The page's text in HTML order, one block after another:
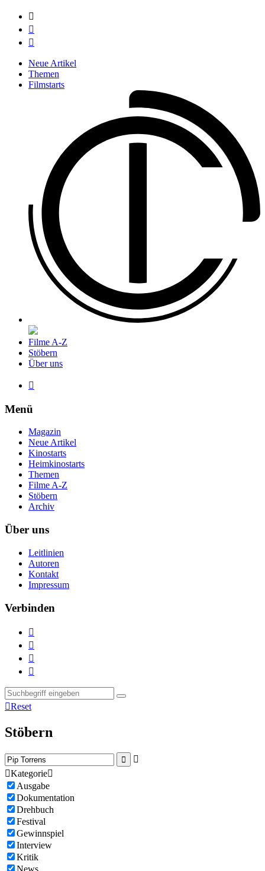



Neue Artikel
Themen
Filmstarts
Filme A-Z
Stöbern
Über uns

Menü
Magazin
Neue Artikel
Kinostarts
Heimkinostarts
Themen
Filme A-Z
Stöbern
Archiv
Über uns
Leitlinien
Autoren
Kontakt
Impressum
Verbinden




Reset
Stöbern


Kategorie
Ausgabe
Dokumentation
Drehbuch
Festival
Gewinnspiel
Interview
Kritik